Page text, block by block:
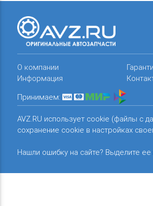
О компании
Информация
Принимаем:
AVZ.RU использует cookie (файлы с
сохранение cookie в настройках
Нашли ошибку на сайте? Выделите